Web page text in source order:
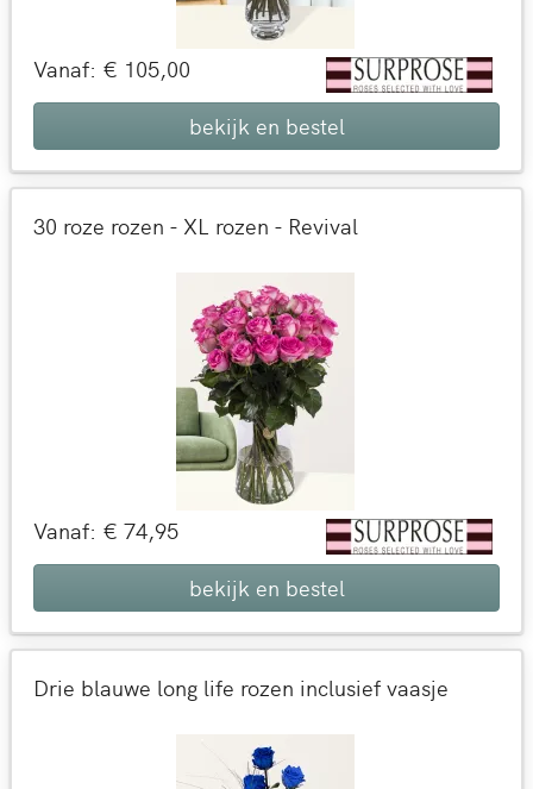
Vanaf: € 105,00
bekijk en bestel
30 roze rozen - XL rozen - Revival
Vanaf: € 74,95
bekijk en bestel
Drie blauwe long life rozen inclusief vaasje